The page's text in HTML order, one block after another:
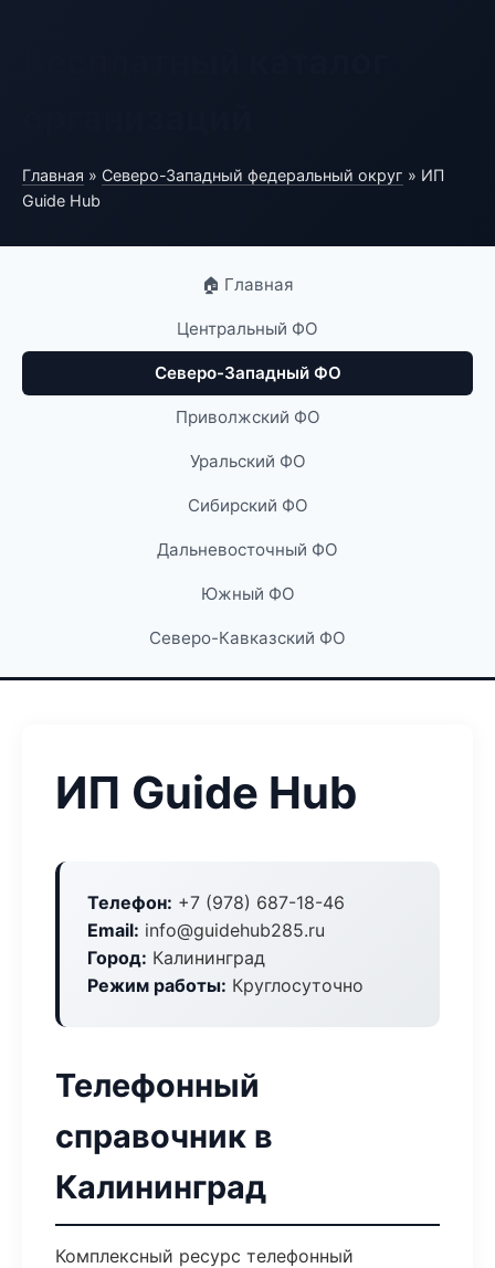
Главная » Северо-Западный федеральный округ » ИП
Guide Hub
🏠 Главная
Центральный ФО
Северо-Западный ФО
Приволжский ФО
Уральский ФО
Сибирский ФО
Дальневосточный ФО
Южный ФО
Северо-Кавказский ФО
ИП Guide Hub
Телефон: +7 (978) 687-18-46
Email: info@guidehub285.ru
Город: Калининград
Режим работы: Круглосуточно
Телефонный
справочник в
Калининград
Комплексный ресурс телефонный